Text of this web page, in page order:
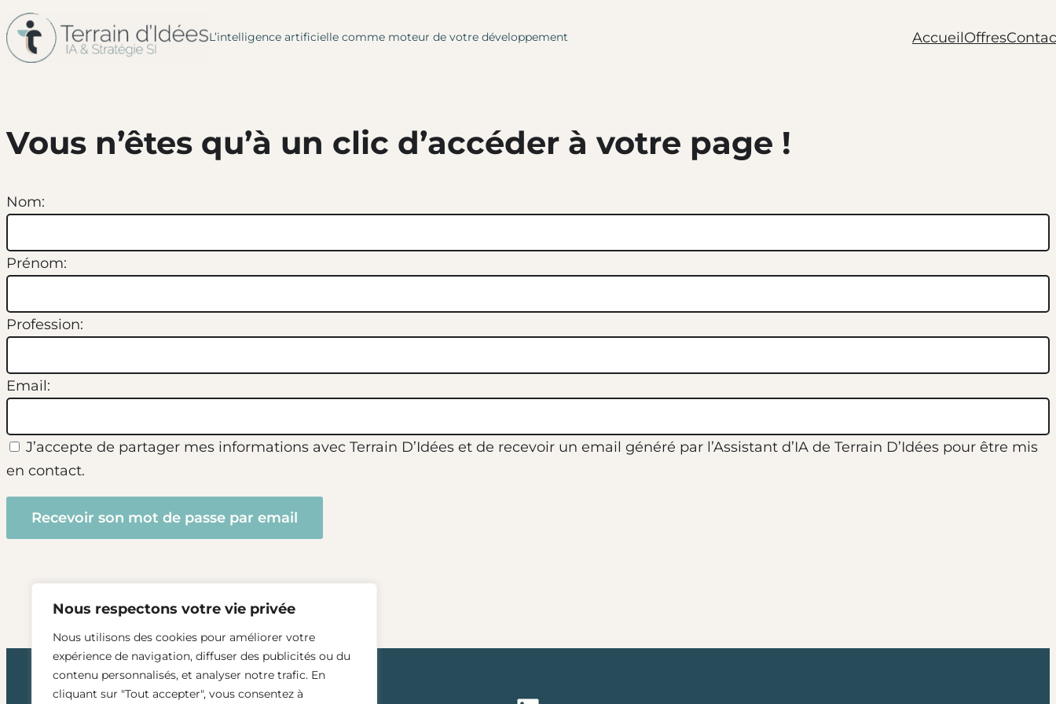
Nous respectons votre vie privée
Nous utilisons des cookies pour améliorer votre
expérience de navigation, diffuser des publicités ou du
contenu personnalisés, et analyser notre trafic. En
cliquant sur "Tout accepter", vous consentez à
Aller
au
L’intelligence artificielle comme moteur de votre développement AccueilOffres
Vous n’êtes qu’à un clic d’accéder à votre page !
Nom:
Prénom:
Profession:
Email:
J’accepte de partager mes informations avec Terrain D’Idées et de recevoir un email généré par l’Assistant d’IA de Terrain D’Idées pour être mis
en contact.